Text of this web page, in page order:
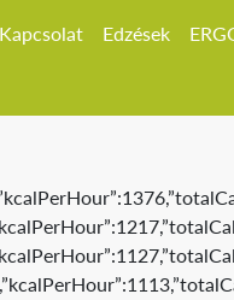
Kapcsolat Edzések